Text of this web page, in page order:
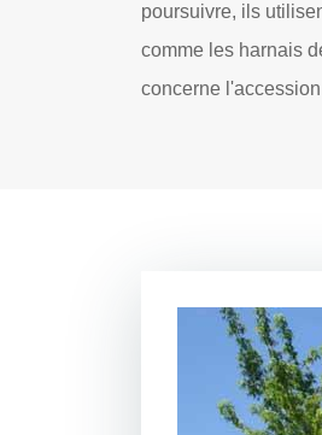
poursuivre, ils
comme les harnais
concerne